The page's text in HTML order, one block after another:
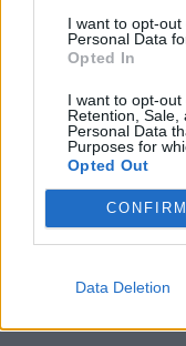
I want to opt-
Personal Data
Opted In
I want to opt-out
Retention, Sale,
Personal Data
Purposes for
Opted Out
CONFIRM
Data Deletion
Senaste inlägget
Nyaste
ID 4 vs XC 40
Senaste inlägget
hybridbilar
Ni som kör
Senaste inlägget
Senaste inlägget